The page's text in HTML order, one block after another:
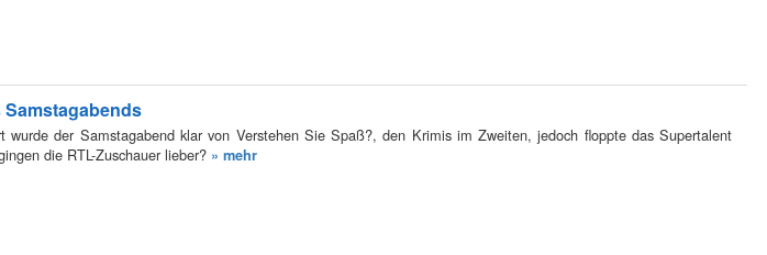
Samstagabends
wurde der Samstagabend klar von Verstehen Sie Spaß?, den Krimis im Zweiten, jedoch floppte das Supertalent
die RTL-Zuschauer lieber? » mehr